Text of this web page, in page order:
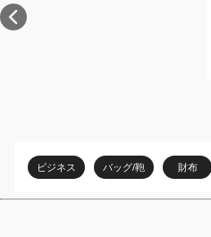
ビジネス バッグ/鞄 財布